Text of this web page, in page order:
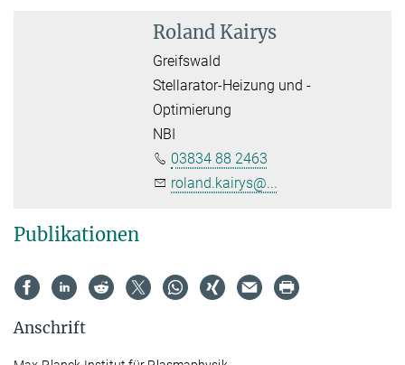
Roland Kairys
Greifswald
Stellarator-Heizung und -
Optimierung
NBI
03834 88 2463
roland.kairys@...
Publikationen
Anschrift